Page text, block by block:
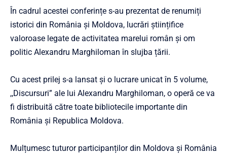
În cadrul acestei conferințe s-au prezentat de renumiți
istorici din România și Moldova, lucrări științifice
valoroase legate de activitatea marelui român și om
politic Alexandru Marghiloman în slujba țării.
Cu acest prilej s-a lansat și o lucrare unicat în 5 volume,
,,Discursuri” ale lui Alexandru Marghiloman, o operă ce va
fi distribuită către toate bibliotecile importante din
România și Republica Moldova.
Mulțumesc tuturor participanților din Moldova și România